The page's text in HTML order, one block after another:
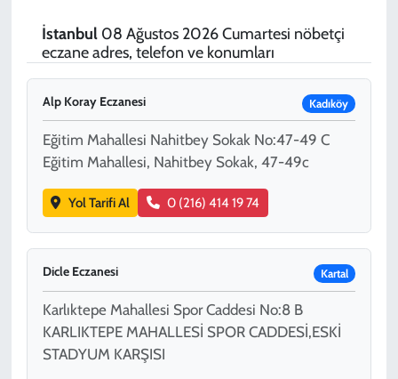
İstanbul08 Ağustos 2026 Cumartesi nöbetçi
eczane adres, telefon ve konumları
Alp Koray Eczanesi Kadıköy
Eğitim Mahallesi Nahitbey Sokak No:47-49 C
Eğitim Mahallesi, Nahitbey Sokak, 47-49c
Yol Tarifi Al 0 (216) 414 19 74
Dicle Eczanesi Kartal
Karlıktepe Mahallesi Spor Caddesi No:8 B
KARLIKTEPE MAHALLESİ SPOR CADDESİ,ESKİ
STADYUM KARŞISI
SPOR
TEKNOLOJİ
YAŞAM